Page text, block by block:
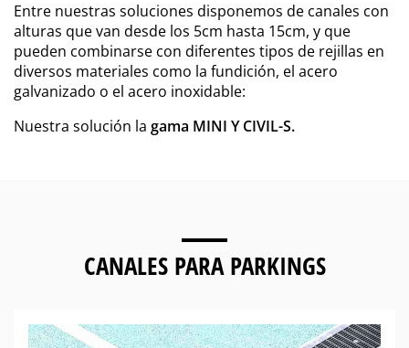
Entre nuestras soluciones disponemos de canales con
alturas que van desde los 5cm hasta 15cm, y que
pueden combinarse con diferentes tipos de rejillas en
diversos materiales como la fundición, el acero
galvanizado o el acero inoxidable:
Nuestra solución la gama MINI Y CIVIL-S.
CANALES PARAPARKINGS